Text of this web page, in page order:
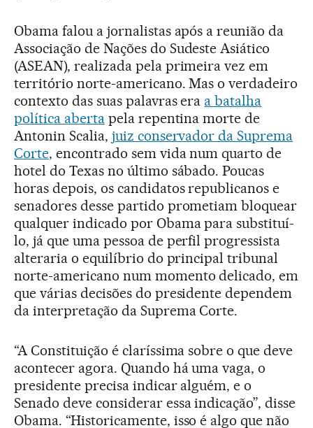
Obama falou a jornalistas após a reunião da
Associação de Nações do Sudeste Asiático
(ASEAN), realizada pela primeira vez em
território norte-americano. Mas o verdadeiro
contexto das suas palavras era a batalha
política abertapela repentina morte de
Antonin Scalia, juiz conservador da Suprema
Corte, encontrado sem vida num quarto de
hotel do Texas no último sábado. Poucas
horas depois, os candidatos republicanos e
senadores desse partido prometiam bloquear
qualquer indicado por Obama para substituí-
lo, já que uma pessoa de perfil progressista
alteraria o equilíbrio do principal tribunal
norte-americano num momento delicado, em
que várias decisões do presidente dependem
da interpretação da Suprema Corte.
“A Constituição é claríssima sobre o que deve
acontecer agora. Quando há uma vaga, o
presidente precisa indicar alguém, e o
Senado deve considerar essa indicação”, disse
Obama. “Historicamente, isso é algo que não